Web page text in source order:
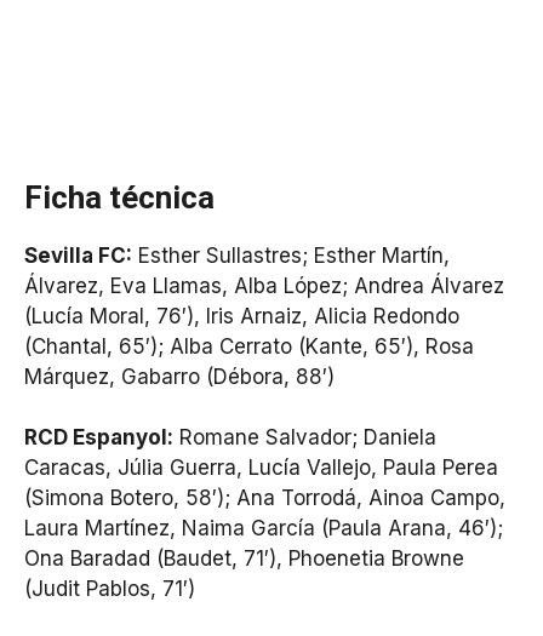
Ficha técnica
Sevilla FC: Esther Sullastres; Esther Martín,
Álvarez, Eva Llamas, Alba López; Andrea Álvarez
(Lucía Moral, 76′), Iris Arnaiz, Alicia Redondo
(Chantal, 65′); Alba Cerrato (Kante, 65′), Rosa
Márquez, Gabarro (Débora, 88′)
RCD Espanyol: Romane Salvador; Daniela
Caracas, Júlia Guerra, Lucía Vallejo, Paula Perea
(Simona Botero, 58′); Ana Torrodá, Ainoa Campo,
Laura Martínez, Naima García (Paula Arana, 46′);
Ona Baradad (Baudet, 71′), Phoenetia Browne
(Judit Pablos, 71′)